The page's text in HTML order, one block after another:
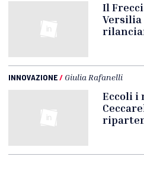
Il
Versilia
INNOVAZIONE/ Giulia Rafanelli
Eccoli i